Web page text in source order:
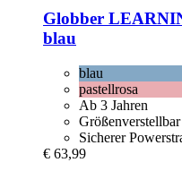
Globber
blau
blau
pastellrosa
Ab 3 Jahren
Größenverstellbar
Sicherer
€ 63,99